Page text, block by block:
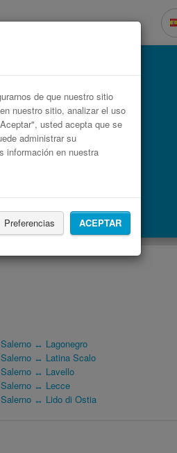
de que nuestro sitio
nuestro sitio, analizar el uso
usted acepta que se
administrar su
información en nuestra
Preferencias ACEPTAR
↔ Lagonegro
↔ Latina Scalo
↔ Lavello
↔ Lecce
↔ Lido di Ostia